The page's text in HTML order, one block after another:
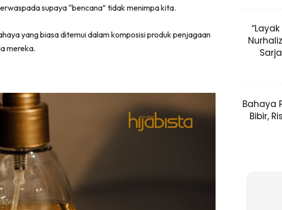
supaya “bencana” tidak menimpa kita.
yang biasa ditemui dalam komposisi produk penjagaan
mereka.
Bahaya
Bibir,